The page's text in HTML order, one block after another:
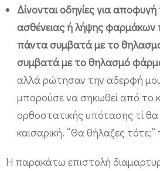
Δίνονται οδηγίες για
ασθένειας ή λήψης φαρμάκων
πάντα συμβατά με το
συμβατά με το θηλασμό
αλλά ρώτησαν την αδερφή
μπορούσε να σηκωθεί από το
ορθοστατικής υπότασης τί θα
καισαρική. “Θα θήλαζες
Η παρακάτω επιστολή